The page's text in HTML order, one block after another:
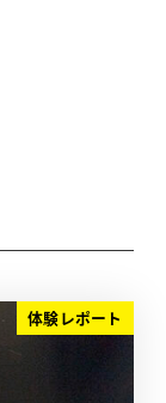
体験レポート